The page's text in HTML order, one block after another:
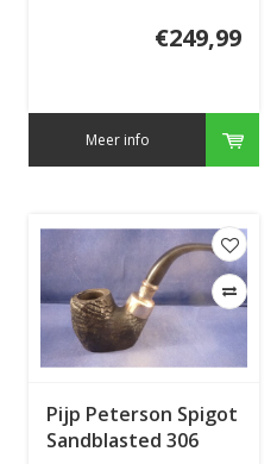
€249,99
Meer info
Pijp Peterson Spigot
Sandblasted 306